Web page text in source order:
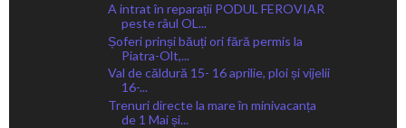
A intrat în reparații PODUL FEROVIAR
peste râul OL...
Șoferi prinși băuți ori fără permis la
Piatra-Olt,...
Val de căldură 15- 16 aprilie, ploi și vijelii
16-...
Trenuri directe la mare în minivacanța
de 1 Mai și...